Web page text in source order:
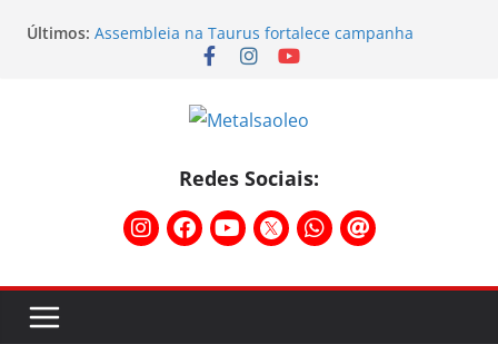
Últimos: Assembleia na Taurus fortalece campanha
salarial e mostra a força da categoria que exige
Nota de repúdio
Conselho Diretivo da CNM/CUT debate indústria e
Temporal destelha Ginásio Bigornão
Assembleia na Taurus – Campanha salarial
2026/2027
Redes Sociais: